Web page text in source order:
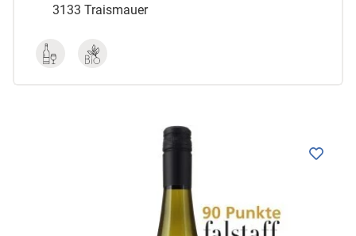
3133 Traismauer